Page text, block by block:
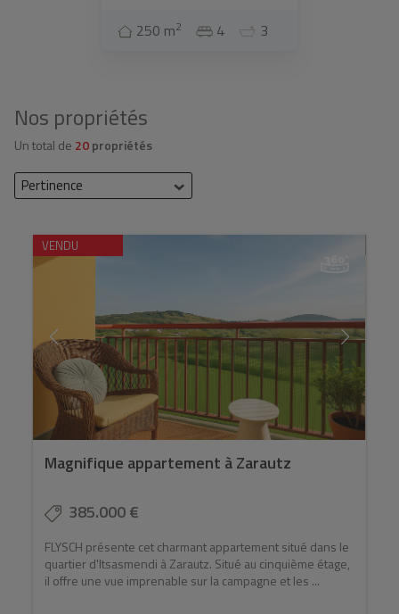
250 m2 4 3
Nos propriétés
Un total de 20propriétés
Pertinence
VENDU
Magnifique appartement à Zarautz
385.000 €
FLYSCH présente cet charmant appartement situé dans le
quartier d'Itsasmendi à Zarautz. Situé au cinquième étage,
il offre une vue imprenable sur la campagne et les ...